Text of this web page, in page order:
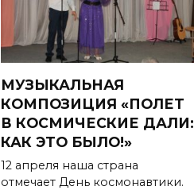
МУЗЫКАЛЬНАЯ
КОМПОЗИЦИЯ «ПОЛЕТ
В КОСМИЧЕСКИЕ ДАЛИ:
КАК ЭТО БЫЛО!»
12 апреля наша страна
отмечает День космонавтики.